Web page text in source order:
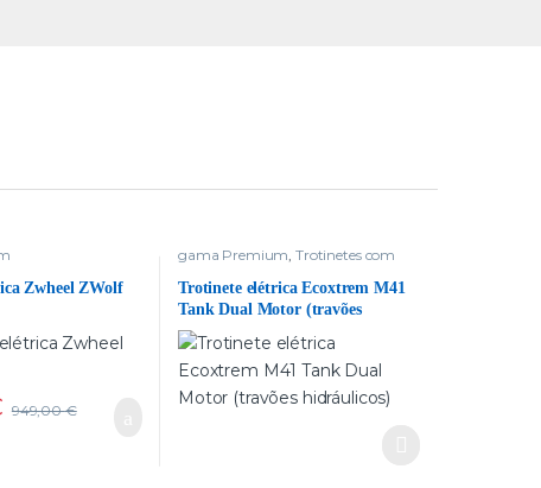
Zwheel ZWolf
949,00€
gama Premium ,Trotinetes com
Trotinete elétrica Ecoxtrem M41
Tank Dual Motor (travões
hidráulicos)